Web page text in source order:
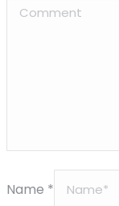
Name *